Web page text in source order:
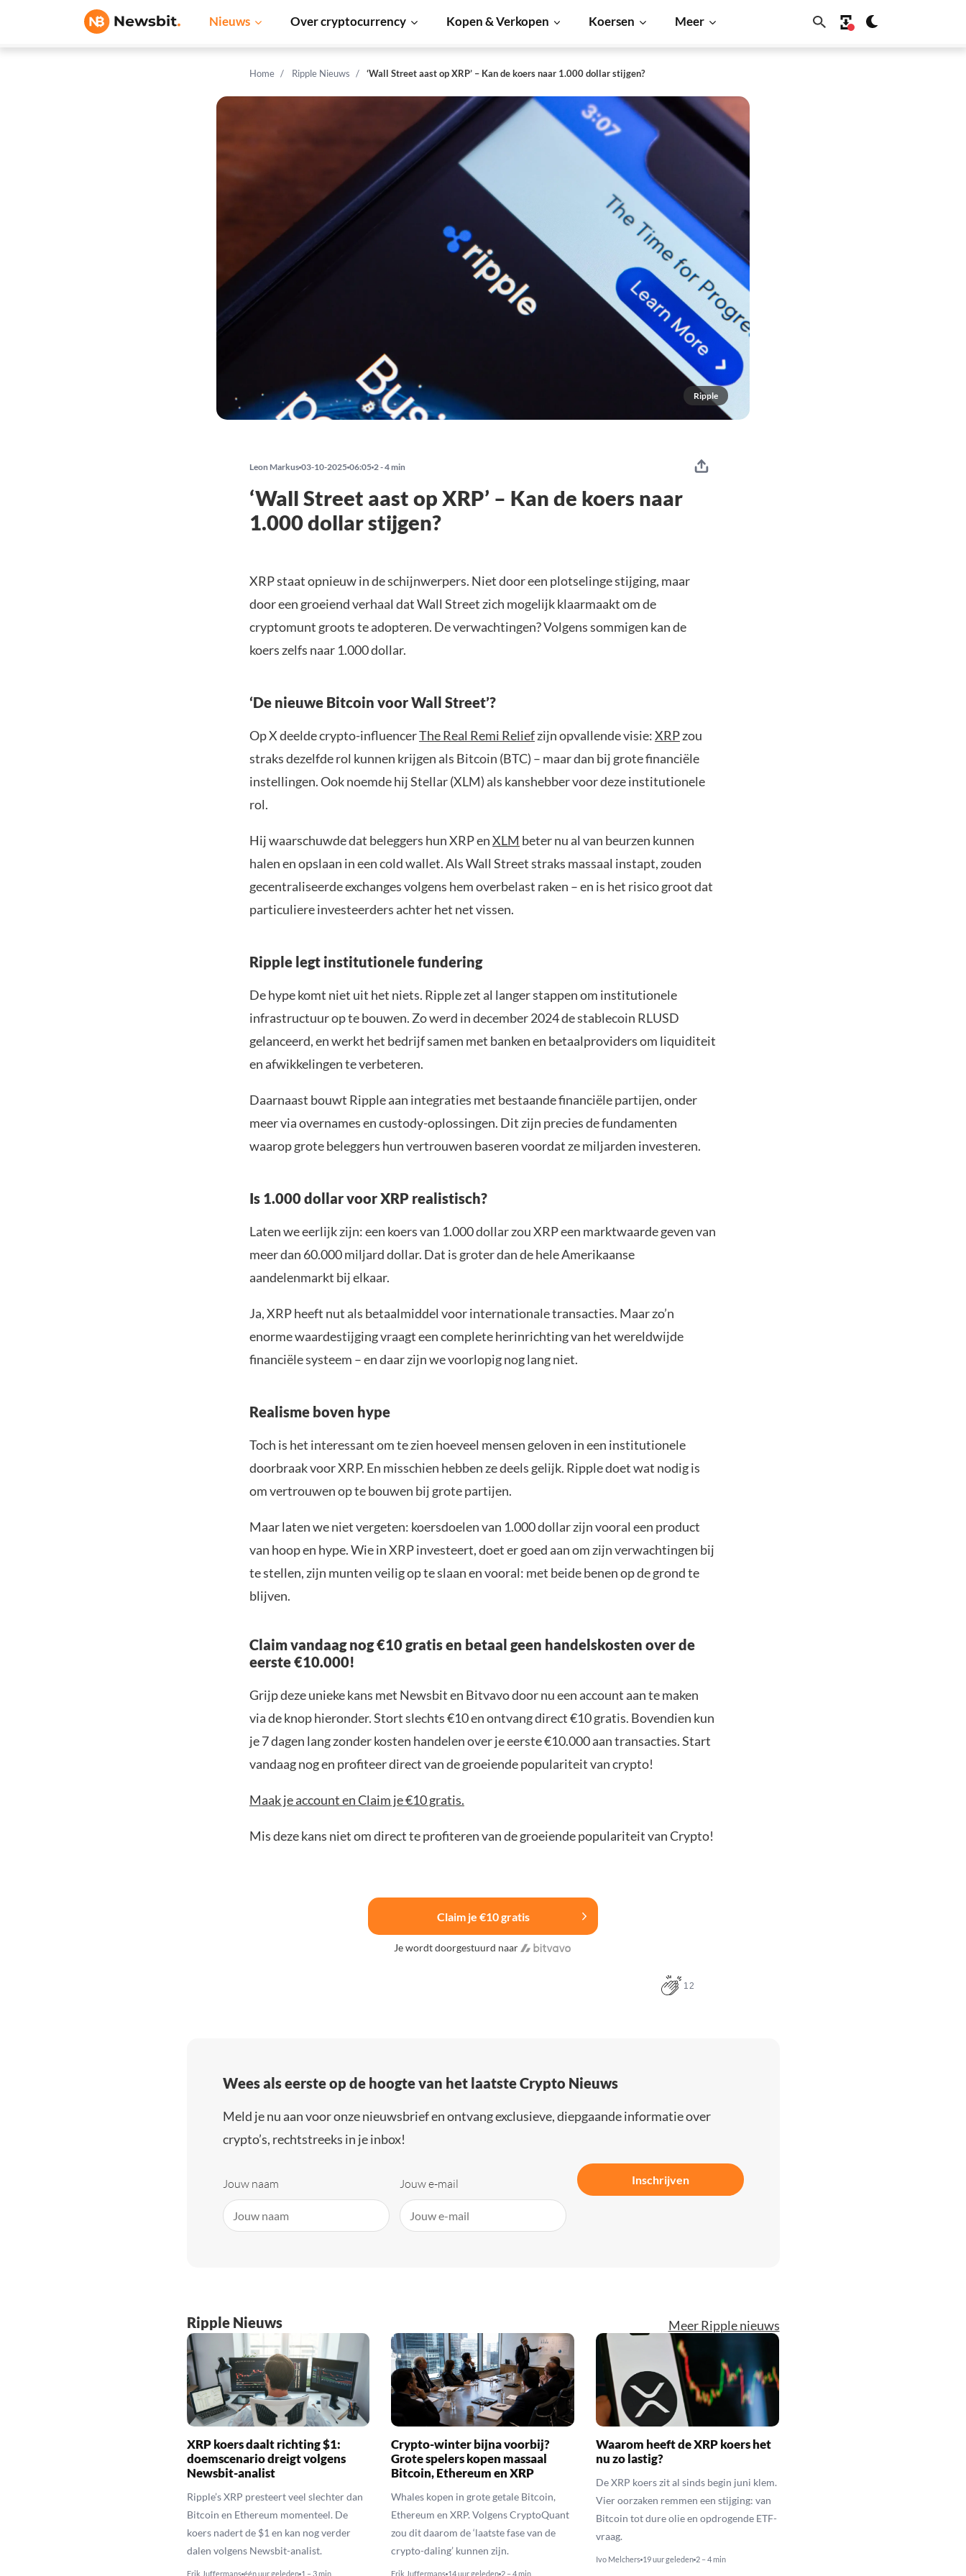
Nieuws Over cryptocurrency Kopen & Verkopen Koersen Meer
Home Ripple Nieuws ‘Wall Street aast op XRP’ – Kan de koers naar 1.000 dollar stijgen?
Ripple
Leon Markus 03-10-2025 06:05 2 - 4 min
‘Wall Street aast op XRP’ – Kan de koers naar
1.000 dollar stijgen?
XRP staat opnieuw in de schijnwerpers. Niet door een plotselinge stijging, maar
door een groeiend verhaal dat Wall Street zich mogelijk klaarmaakt om de
cryptomunt groots te adopteren. De verwachtingen? Volgens sommigen kan de
koers zelfs naar 1.000 dollar.
‘De nieuwe Bitcoin voor Wall Street’?
Op X deelde crypto-influencerThe Real Remi Reliefzijn opvallende visie:XRPzou
straks dezelfde rol kunnen krijgen als Bitcoin (BTC) – maar dan bij grote financiële
instellingen. Ook noemde hij Stellar (XLM) als kanshebber voor deze institutionele
rol.
Hij waarschuwde dat beleggers hun XRP enXLM beter nu al van beurzen kunnen
halen en opslaan in een cold wallet. Als Wall Street straks massaal instapt, zouden
gecentraliseerde exchanges volgens hem overbelast raken – en is het risico groot dat
particuliere investeerders achter het net vissen.
Ripple legt institutionele fundering
De hype komt niet uit het niets. Ripple zet al langer stappen om institutionele
infrastructuur op te bouwen. Zo werd in december 2024 de stablecoin RLUSD
gelanceerd, en werkt het bedrijf samen met banken en betaalproviders om liquiditeit
en afwikkelingen te verbeteren.
Daarnaast bouwt Ripple aan integraties met bestaande financiële partijen, onder
meer via overnames en custody-oplossingen. Dit zijn precies de fundamenten
waarop grote beleggers hun vertrouwen baseren voordat ze miljarden investeren.
Is 1.000 dollar voor XRP realistisch?
Laten we eerlijk zijn: een koers van 1.000 dollar zou XRP een marktwaarde geven van
meer dan 60.000 miljard dollar. Dat is groter dan de hele Amerikaanse
aandelenmarkt bij elkaar.
Ja, XRP heeft nut als betaalmiddel voor internationale transacties. Maar zo’n
enorme waardestijging vraagt een complete herinrichting van het wereldwijde
financiële systeem – en daar zijn we voorlopig nog lang niet.
Realisme boven hype
Toch is het interessant om te zien hoeveel mensen geloven in een institutionele
doorbraak voor XRP. En misschien hebben ze deels gelijk. Ripple doet wat nodig is
om vertrouwen op te bouwen bij grote partijen.
Maar laten we niet vergeten: koersdoelen van 1.000 dollar zijn vooral een product
van hoop en hype. Wie in XRP investeert, doet er goed aan om zijn verwachtingen bij
te stellen, zijn munten veilig op te slaan en vooral: met beide benen op de grond te
blijven.
Claim vandaag nog €10 gratis en betaal geen handelskosten over de
eerste €10.000!
Grijp deze unieke kans met Newsbit en Bitvavo door nu een account aan te maken
via de knop hieronder. Stort slechts €10 en ontvang direct €10 gratis. Bovendien kun
je 7 dagen lang zonder kosten handelen over je eerste €10.000 aan transacties. Start
vandaag nog en profiteer direct van de groeiende populariteit van crypto!
Maak je account en Claim je €10 gratis.
Mis deze kans niet om direct te profiteren van de groeiende populariteit van Crypto!
Claim je €10 gratis
Je wordt doorgestuurd naar
12
Wees als eerste op de hoogte van het laatste Crypto Nieuws
Meld je nu aan voor onze nieuwsbrief en ontvang exclusieve, diepgaande informatie over
crypto’s, rechtstreeks in je inbox!
Jouw naam Jouw e-mail Inschrijven
Ripple Nieuws Meer Ripple nieuws
XRP koers daalt richting $1:
doemscenario dreigt volgens
Newsbit-analist
Ripple’s XRP presteert veel slechter dan
Bitcoin en Ethereum momenteel. De
koers nadert de $1 en kan nog verder
dalen volgens Newsbit-analist.
Erik Juffermans één uur geleden 1 – 3 min
Crypto-winter bijna voorbij?
Grote spelers kopen massaal
Bitcoin, Ethereum en XRP
Whales kopen in grote getale Bitcoin,
Ethereum en XRP. Volgens CryptoQuant
zou dit daarom de ‘laatste fase van de
crypto-daling’ kunnen zijn.
Erik Juffermans 14 uur geleden 2 – 4 min
Waarom heeft de XRP koers het
nu zo lastig?
De XRP koers zit al sinds begin juni klem.
Vier oorzaken remmen een stijging: van
Bitcoin tot dure olie en opdrogende ETF-
vraag.
Ivo Melchers 19 uur geleden 2 – 4 min